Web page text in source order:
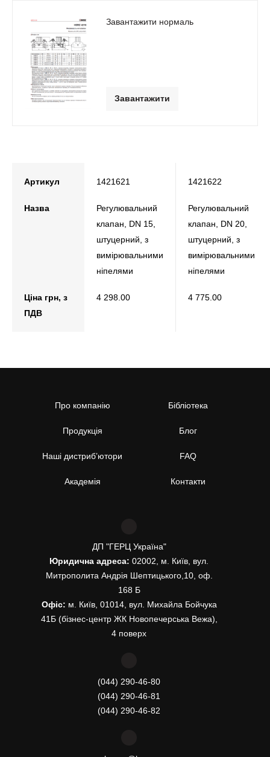
Завантажити нормаль
Завантажити
Артикул 1421621 1421622
Назва
Регулювальний
клапан, DN 15,
штуцерний, з
вимірювальними
ніпелями
Регулювальний
клапан, DN 20,
штуцерний, з
вимірювальними
ніпелями
Ціна грн, з
ПДВ
4 298.00 4 775.00
Про компанію
Продукція
Наші дистриб’ютори
Академія
Бібліотека
Блог
FAQ
Контакти
ДП "ГЕРЦ Україна"
Юридична адреса: 02002, м. Київ, вул.
Митрополита Андрія Шептицького,10, оф.
168 Б
Офіс: м. Київ, 01014, вул. Михайла Бойчука
41Б (бізнес-центр ЖК Новопечерська Вежа),
4 поверх
(044) 290-46-80
(044) 290-46-81
(044) 290-46-82